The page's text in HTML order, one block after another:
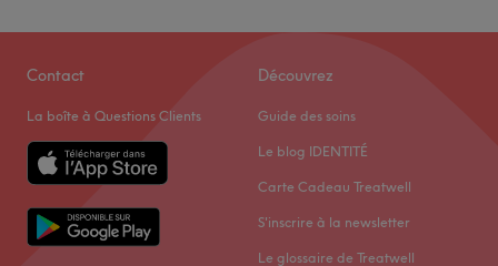
Contact
La boîte à Questions Clients
Découvrez
Guide des soins
Le blog IDENTITÉ
Carte Cadeau Treatwell
S'inscrire à la newsletter
Le glossaire de Treatwell